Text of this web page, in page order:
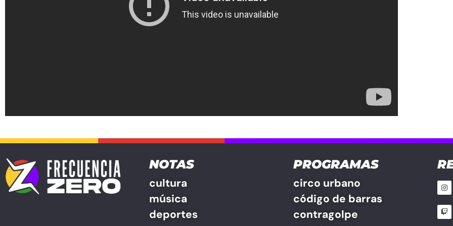
NOTAS
cultura
música
deportes
PROGRAMAS
circo urbano
código de barras
contragolpe